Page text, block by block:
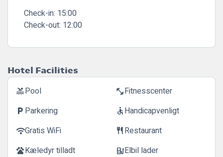
Check-in: 15:00
Check-out: 12:00
Hotel Facilities
poolPool fitness_centerFitnesscenter
local_parking Parkering accessibleHandicapvenligt
wifiGratis WiFi restaurantRestaurant
petsKæledyr tilladt ev_stationElbil lader